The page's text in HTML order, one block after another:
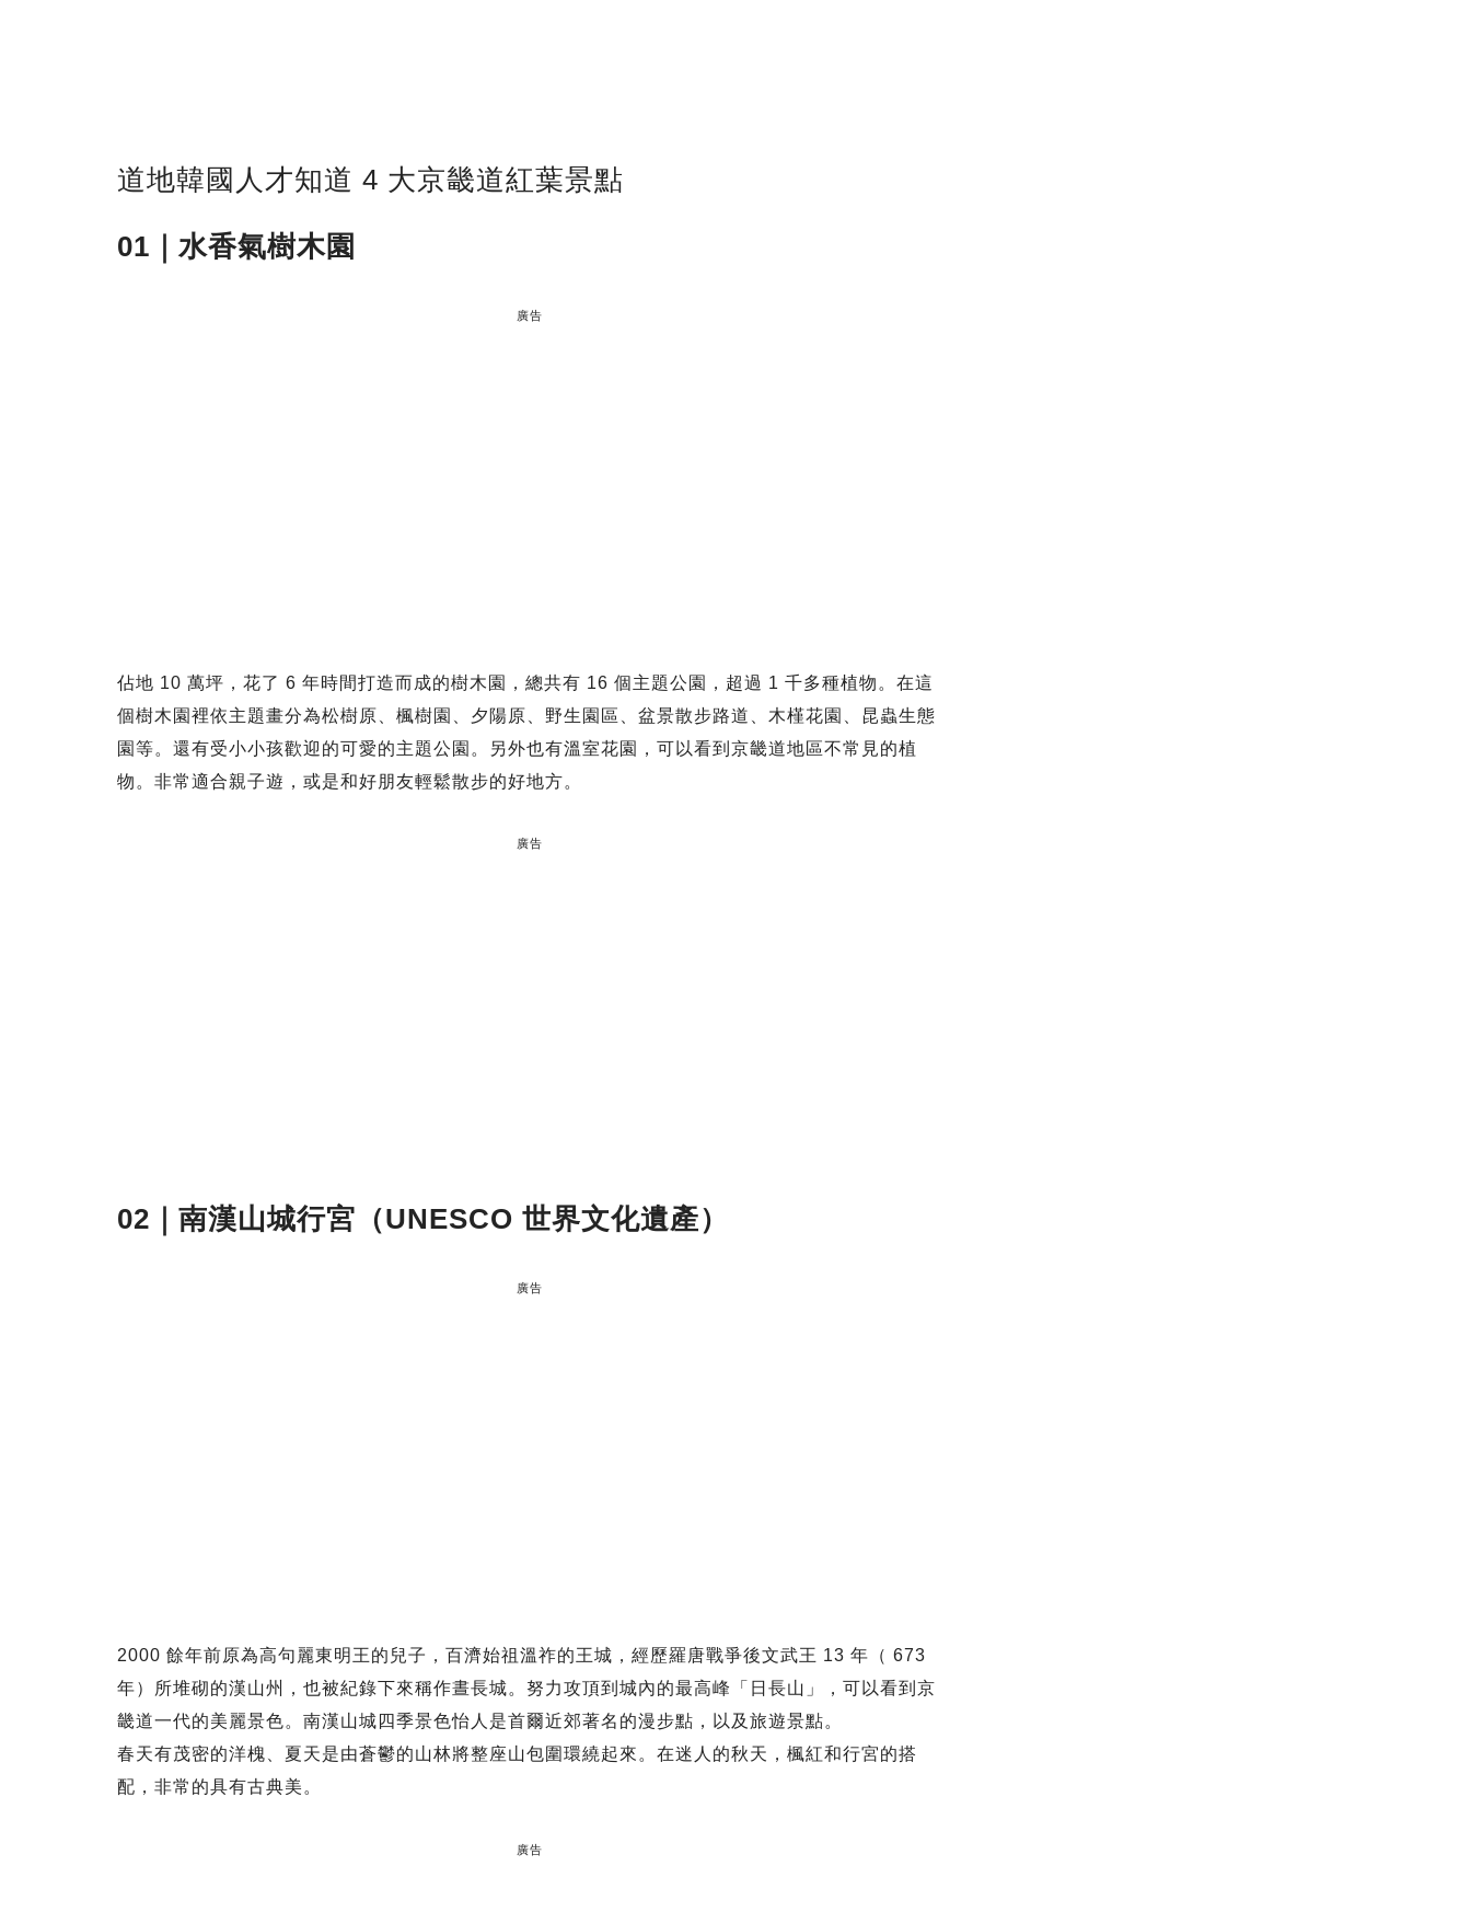
道地韓國人才知道 4 大京畿道紅葉景點
01｜水香氣樹木園
廣告
佔地 10 萬坪，花了 6 年時間打造而成的樹木園，總共有 16 個主題公園，超過 1 千多種植物。在這
個樹木園裡依主題畫分為松樹原、楓樹園、夕陽原、野生園區、盆景散步路道、木槿花園、昆蟲生態
園等。還有受小小孩歡迎的可愛的主題公園。另外也有溫室花園，可以看到京畿道地區不常見的植
物。非常適合親子遊，或是和好朋友輕鬆散步的好地方。
廣告
02｜南漢山城行宮（UNESCO 世界文化遺產）
廣告
2000 餘年前原為高句麗東明王的兒子，百濟始祖溫祚的王城，經歷羅唐戰爭後文武王 13 年（ 673
年）所堆砌的漢山州，也被紀錄下來稱作晝長城。努力攻頂到城內的最高峰「日長山」，可以看到京
畿道一代的美麗景色。南漢山城四季景色怡人是首爾近郊著名的漫步點，以及旅遊景點。
春天有茂密的洋槐、夏天是由蒼鬱的山林將整座山包圍環繞起來。在迷人的秋天，楓紅和行宮的搭
配，非常的具有古典美。
廣告